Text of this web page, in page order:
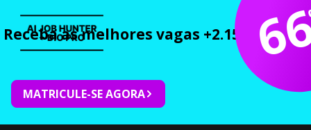
Receba as melhores vagas +2.150 cursos
MATRICULE-SE AGORA